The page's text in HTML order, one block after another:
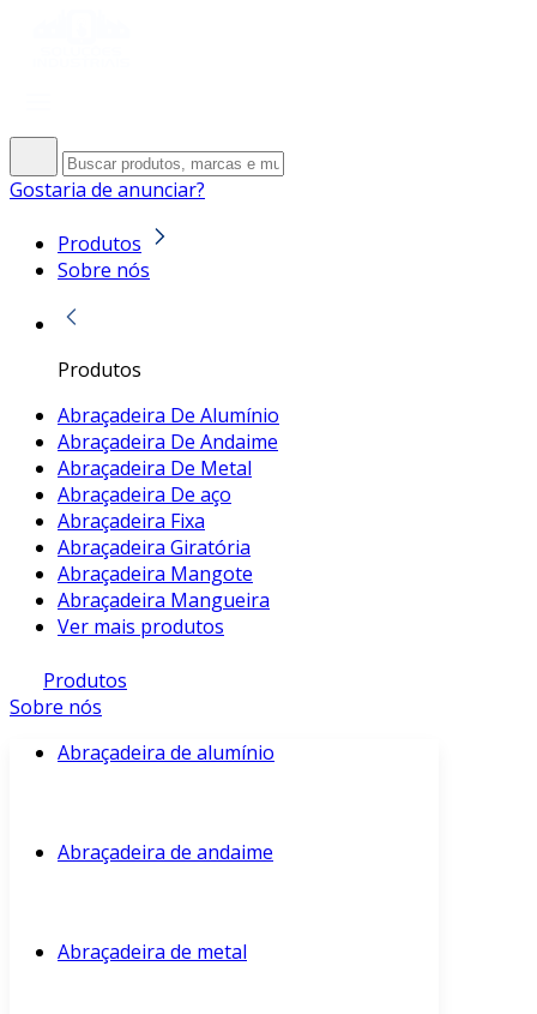
Gostaria de anunciar?
Produtos
Sobre nós
Produtos
Abraçadeira De Alumínio
Abraçadeira De Andaime
Abraçadeira De Metal
Abraçadeira De aço
Abraçadeira Fixa
Abraçadeira Giratória
Abraçadeira Mangote
Abraçadeira Mangueira
Ver mais produtos
Produtos
Sobre nós
Abraçadeira de alumínio
Abraçadeira de andaime
Abraçadeira de metal